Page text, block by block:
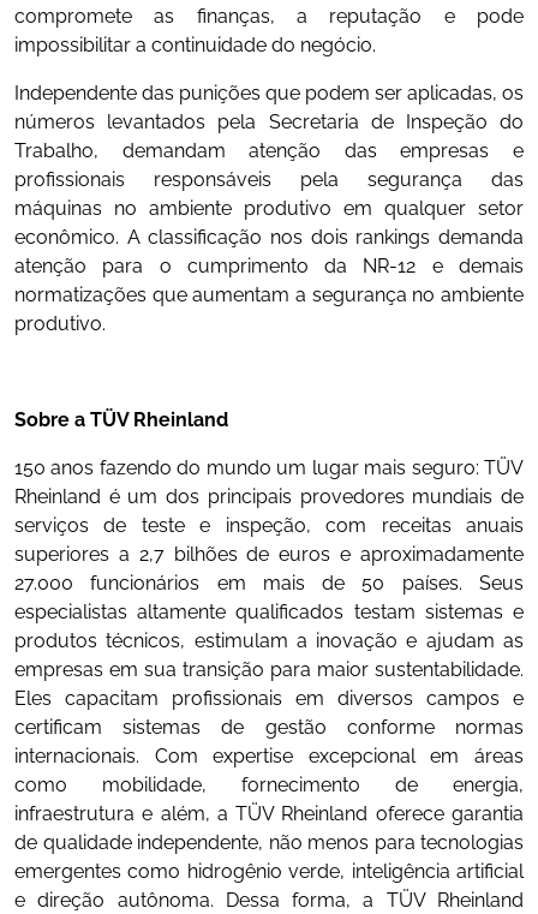
compromete as finanças, a reputação e pode
impossibilitar a continuidade do negócio.
Independente das punições que podem ser aplicadas, os
números levantados pela Secretaria de Inspeção do
Trabalho, demandam atenção das empresas e
profissionais responsáveis pela segurança das
máquinas no ambiente produtivo em qualquer setor
econômico. A classificação nos dois rankings demanda
atenção para o cumprimento da NR-12 e demais
normatizações que aumentam a segurança no ambiente
produtivo.
Sobre a TÜV Rheinland
150 anos fazendo do mundo um lugar mais seguro: TÜV
Rheinland é um dos principais provedores mundiais de
serviços de teste e inspeção, com receitas anuais
superiores a 2,7 bilhões de euros e aproximadamente
27.000 funcionários em mais de 50 países. Seus
especialistas altamente qualificados testam sistemas e
produtos técnicos, estimulam a inovação e ajudam as
empresas em sua transição para maior sustentabilidade.
Eles capacitam profissionais em diversos campos e
certificam sistemas de gestão conforme normas
internacionais. Com expertise excepcional em áreas
como mobilidade, fornecimento de energia,
infraestrutura e além, a TÜV Rheinland oferece garantia
de qualidade independente, não menos para tecnologias
emergentes como hidrogênio verde, inteligência artificial
e direção autônoma. Dessa forma, a TÜV Rheinland